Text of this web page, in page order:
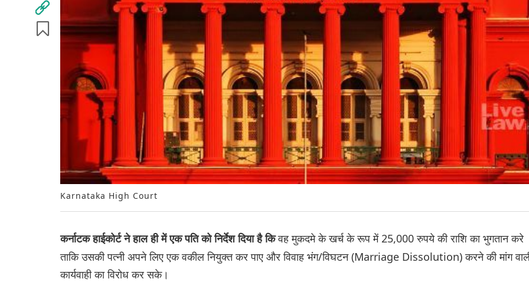
Karnataka High Court
कर्नाटक हाईकोर्ट ने हाल ही में एक पति को निर्देश दिया है किवह मुकदमे के खर्च के रूप में 25,000 रुपये की राशि का भुगतान करे
ताकि उसकी पत्नी अपने लिए एक वकील नियुक्त कर पाए और विवाह भंग/विघटन (Marriage Dissolution) करने की मांग
कार्यवाही का विरोध कर सके।